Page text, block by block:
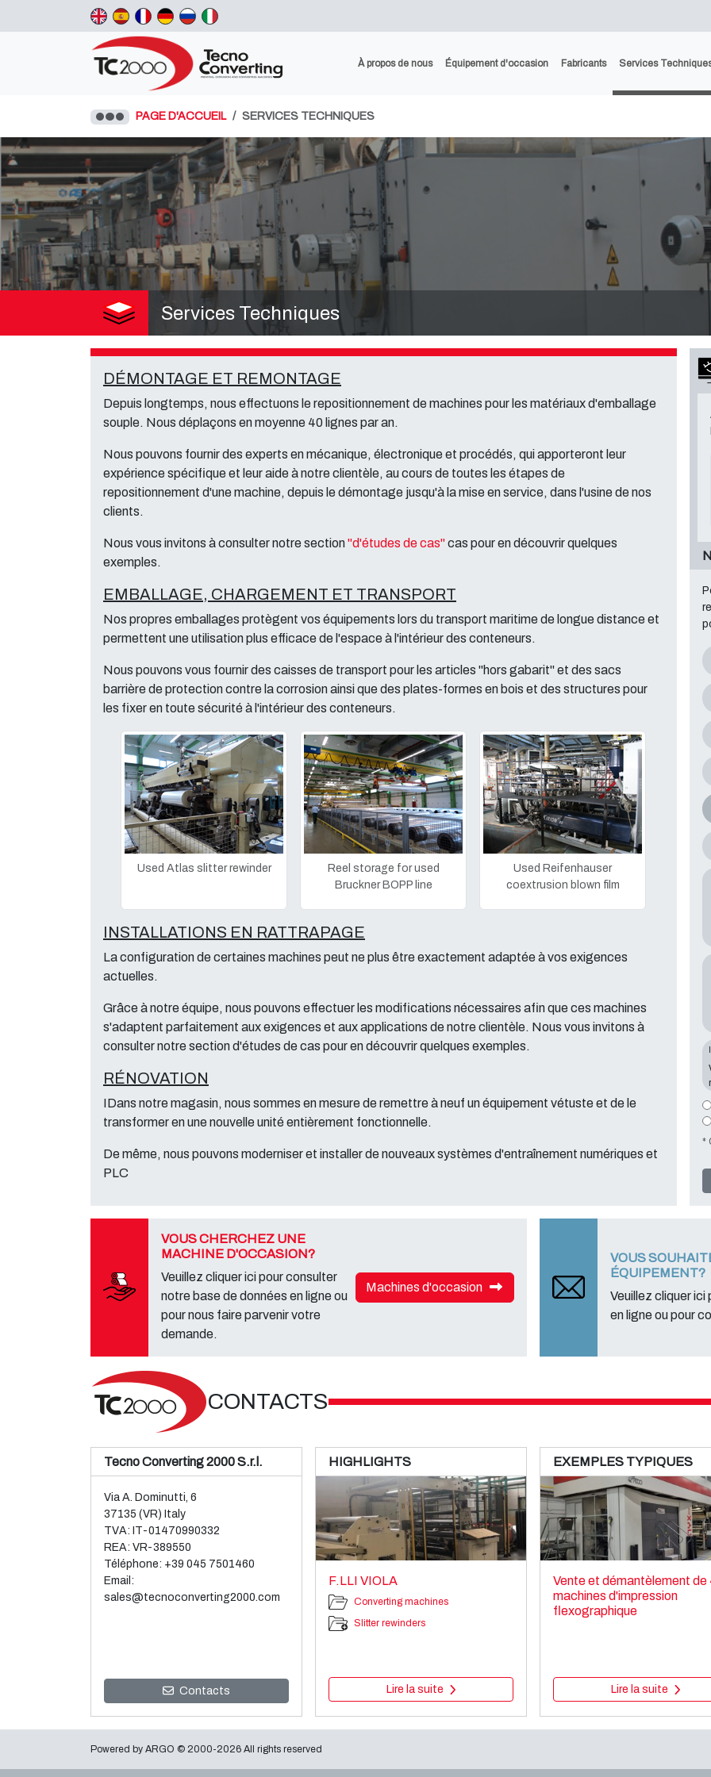
À propos de nous Équipement d'occasion Fabricants Services
PAGE D'ACCUEIL SERVICES TECHNIQUES
Services Techniques
DÉMONTAGE ET REMONTAGE
Depuis longtemps, nous effectuons le repositionnement de machines pour les matériaux d'emballage
souple. Nous déplaçons en moyenne 40 lignes par an.
Nous pouvons fournir des experts en mécanique, électronique et procédés, qui apporteront leur
expérience spécifique et leur aide à notre clientèle, au cours de toutes les étapes de
repositionnement d'une machine, depuis le démontage jusqu'à la mise en service, dans l'usine de nos
clients.
Nous vous invitons à consulter notre section"d'études de cas"cas pour en découvrir quelques
exemples.
EMBALLAGE, CHARGEMENT ET TRANSPORT
Nos propres emballages protègent vos équipements lors du transport maritime de longue distance et
permettent une utilisation plus efficace de l'espace à l'intérieur des conteneurs.
Nous pouvons vous fournir des caisses de transport pour les articles "hors gabarit" et des sacs
barrière de protection contre la corrosion ainsi que des plates-formes en bois et des structures pour
les fixer en toute sécurité à l'intérieur des conteneurs.
Used Atlas slitter rewinder
Reel storage for used
Bruckner BOPP line
Used Reifenhauser
coextrusion blown film
INSTALLATIONS EN RATTRAPAGE
La configuration de certaines machines peut ne plus être exactement adaptée à vos exigences
actuelles.
Grâce à notre équipe, nous pouvons effectuer les modifications nécessaires afin que ces machines
s'adaptent parfaitement aux exigences et aux applications de notre clientèle. Nous vous invitons à
consulter notre section d'études de cas pour en découvrir quelques exemples.
RÉNOVATION
IDans notre magasin, nous sommes en mesure de remettre à neuf un équipement vétuste et de le
transformer en une nouvelle unité entièrement fonctionnelle.
De même, nous pouvons moderniser et installer de nouveaux systèmes d'entraînement numériques et
PLC
*
VOUS CHERCHEZ UNE
MACHINE D'OCCASION?
Veuillez cliquer ici pour consulter
notre base de données en ligne ou
pour nous faire parvenir votre
demande.
Machines d'occasion
VOUS
ÉQUIPEMENT?
Veuillez cliquer ici
en ligne ou pour
CONTACTS
HIGHLIGHTS
F.LLI VIOLA
Converting machines
Slitter rewinders
Lire la suite
EXEMPLES TYPIQUES
Vente et démantèlement de
machines d'impression
flexographique
Lire la suite
Tecno Converting 2000 S.r.l.
Via A. Dominutti, 6
37135 (VR) Italy
TVA: IT-01470990332
REA: VR-389550
Téléphone: +39 045 7501460
Email:
sales@tecnoconverting2000.com
Contacts
Powered by ARGO © 2000-2026 All rights reserved